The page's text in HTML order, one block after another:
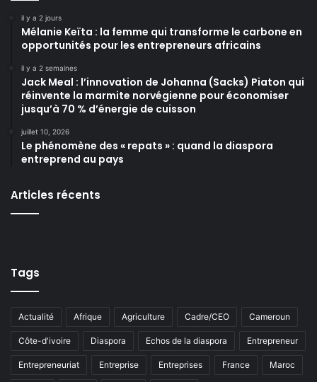
il y a 2 jours
Mélanie Keïta : la femme qui transforme le carbone en
opportunités pour les entrepreneurs africains
il y a 2 semaines
Jack Meal : l’innovation de Johanna (Sacks) Piaton qui
réinvente la marmite norvégienne pour économiser
jusqu’à 70 % d’énergie de cuisson
juillet 10, 2026
Le phénomène des « repats » : quand la diaspora
entreprend au pays
Articles récents
Tags
Actualité Afrique Agriculture Cadre/CEO Cameroun
Côte-d'ivoire Diaspora Echos de la diaspora Entrepreneur
Entrepreneuriat Entreprise Entreprises France Maroc